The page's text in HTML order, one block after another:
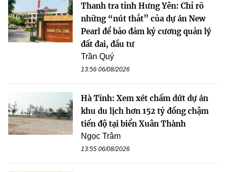
Thanh tra tỉnh Hưng Yên: Chỉ rõ
những “nút thắt” của dự án New
Pearl để bảo đảm kỷ cương quản lý
đất đai, đầu tư
Trần Quý
13:56 06/08/2026
Hà Tĩnh: Xem xét chấm dứt dự án
khu du lịch hơn 152 tỷ đồng chậm
tiến độ tại biển Xuân Thành
Ngọc Trâm
13:55 06/08/2026